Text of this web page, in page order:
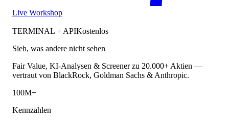
Live Workshop
TERMINAL + APIKostenlos
Sieh, was andere nicht sehen
Fair Value, KI-Analysen & Screener zu 20.000+ Aktien —
vertraut von BlackRock, Goldman Sachs & Anthropic.
100M+
Kennzahlen